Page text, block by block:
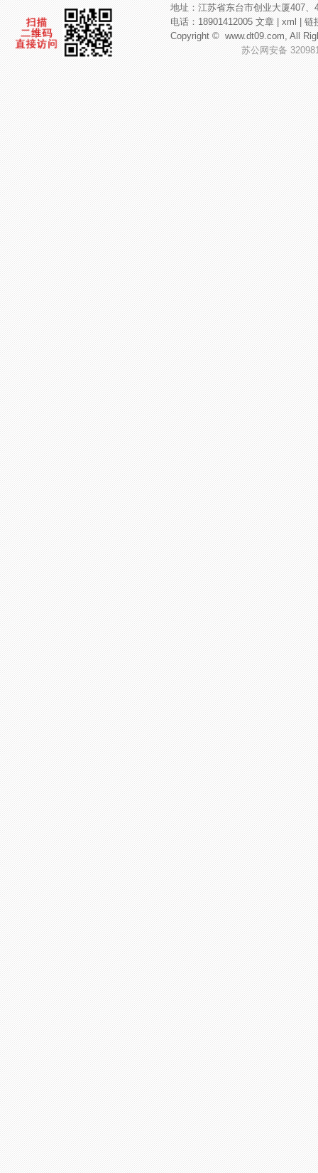
地址：江苏省东台市创业大厦407、
电话：18901412005 文章| xml
链
Copyright © www.dt09.com, All
苏公网安备